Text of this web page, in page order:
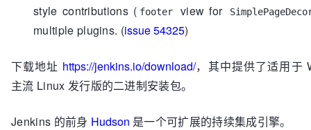
style contributions ( footer view for
multiple plugins. (issue 54325)
下载地址 https://jenkins.io/download/，其中提供了适用于
主流 Linux 发行版的二进制安装包。
Jenkins 的前身 Hudson 是一个可扩展的持续集成引擎。